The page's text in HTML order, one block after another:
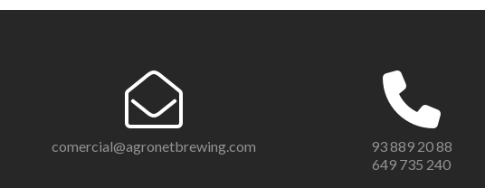
comercial@agronetbrewing.com
93 889 20 88
649 735 240